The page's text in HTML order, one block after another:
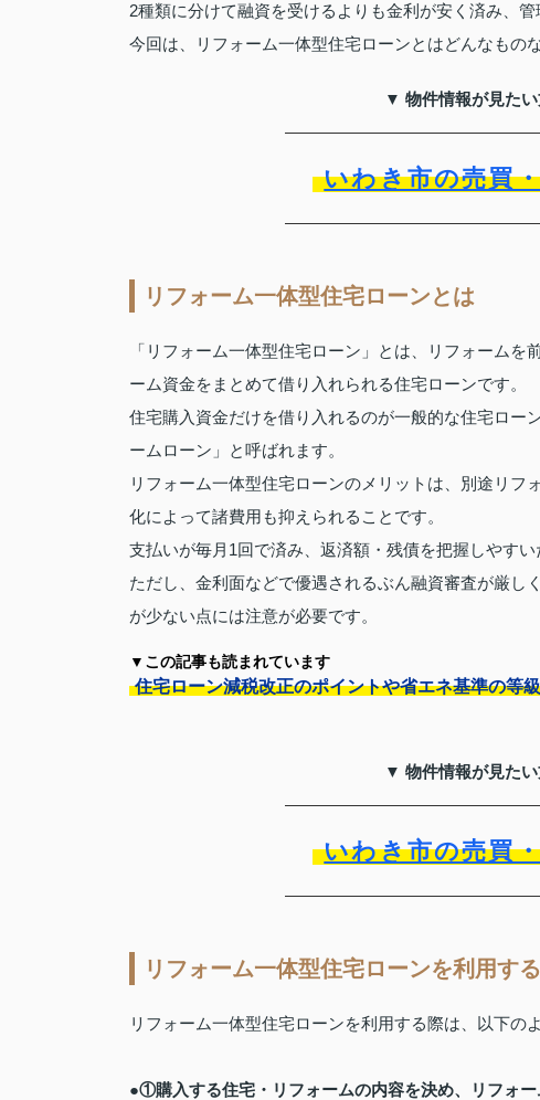
2種類に分けて融資を受けるよりも金利が安く済み、管
今回は、リフォーム一体型住宅ローンとはどんなもの
▼ 物件情報が見た
いわき市の売買
リフォーム一体型住宅ローンとは
「リフォーム一体型住宅ローン」とは、リフォーム
ーム資金をまとめて借り入れられる住宅ローンです。
住宅購入資金だけを借り入れるのが一般的な住宅ロー
ームローン」と呼ばれます。
リフォーム一体型住宅ローンのメリットは、別途リ
化によって諸費用も抑えられることです。
支払いが毎月1回で済み、返済額・残債を把握しやす
ただし、金利面などで優遇されるぶん融資審査が厳し
が少ない点には注意が必要です。
▼この記事も読まれています
住宅ローン減税改正のポイントや省エネ基準の等
▼ 物件情報が見た
いわき市の売買
リフォーム一体型住宅ローンを利用す
リフォーム一体型住宅ローンを利用する際は、以下の
●①購入する住宅・リフォームの内容を決め、リフォ